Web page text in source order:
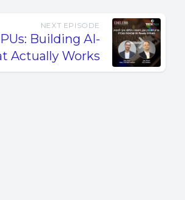
NEXT EPISODE
Building AI-
Actually Works